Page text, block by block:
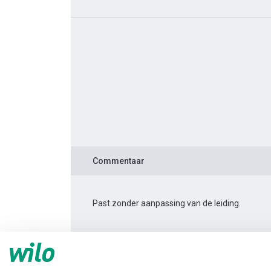
Commentaar
Past zonder aanpassing van de leiding.